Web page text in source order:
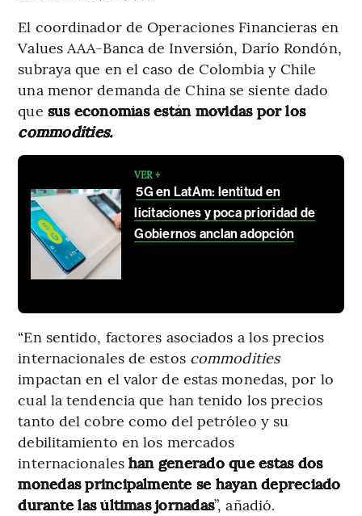
El coordinador de Operaciones Financieras en
Values AAA-Banca de Inversión, Darío Rondón,
subraya que en el caso de Colombia y Chile
una menor demanda de China se siente dado
que sus economías están movidas por los
commodities.
VER +
5G en LatAm: lentitud en
licitaciones y poca prioridad de
Gobiernos anclan adopción
“En sentido, factores asociados a los precios
internacionales de estos commodities
impactan en el valor de estas monedas, por lo
cual la tendencia que han tenido los precios
tanto del cobre como del petróleo y su
debilitamiento en los mercados
internacionales han generado que estas dos
monedas principalmente se hayan depreciado
durante las últimas jornadas”, añadió.